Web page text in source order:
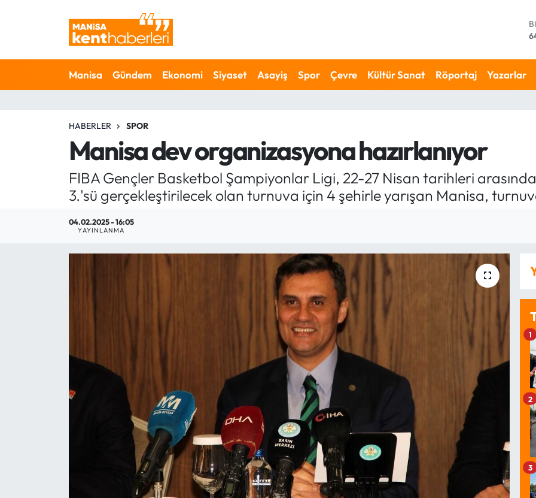
Manisa Gündem Ekonomi Siyaset Asayiş Spor Çevre Kültür Sanat Röportaj Yazarlar
HABERLER SPOR
Manisa dev organizasyona hazırlanıyor
FIBA Gençler Basketbol Şampiyonlar Ligi, 22-27 Nisan tarihleri
3.'sü gerçekleştirilecek olan turnuva için 4 şehirle yarışan Manisa,
04.02.2025 - 16:05
YAYINLANMA
1
2
3
Ahmetli Hava Durumu
Ahmetli Trafik Yoğunluk Haritası
Haber Arşivi